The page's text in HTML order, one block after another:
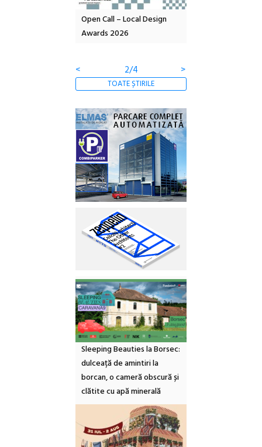
Open Call – Local Design
Awards 2026
<
2/4 >
TOATE ȘTIRILE
Sleeping Beauties la Borsec:
dulceață de amintiri la
borcan, o cameră obscură și
clătite cu apă minerală